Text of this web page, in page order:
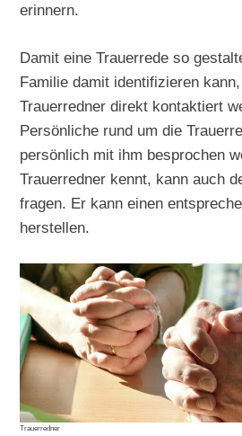
erinnern.
Damit eine Trauerrede so
Familie damit identifizieren
Trauerredner direkt kontaktiert
Persönliche rund um die
persönlich mit ihm besprochen
Trauerredner kennt, kann auch
fragen. Er kann einen
herstellen.
Trauerredner